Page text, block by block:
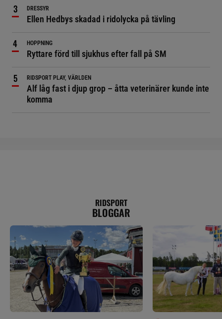
DRESSYR
Ellen Hedbys skadad i ridolycka på tävling
HOPPNING
Ryttare förd till sjukhus efter fall på SM
RIDSPORT PLAY, VÄRLDEN
Alf låg fast i djup grop – åtta veterinärer kunde inte
komma
RIDSPORT
BLOGGAR